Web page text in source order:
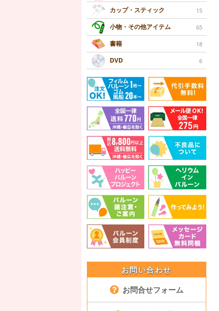
カップ・スティック 15
小物・その他アイテム 65
書籍 18
DVD 6
お問い合わせ
お問合せフォーム